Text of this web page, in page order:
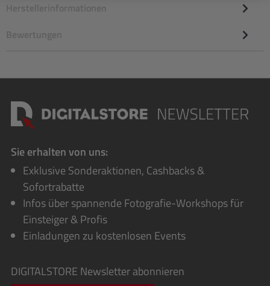
Herstellerinformationen
Bewertungen
Sie erhalten von uns:
Exklusive Sonderaktionen, Cashbacks &
Sofortrabatte
Infos über spannende Fotografie-Workshops für
Einsteiger & Profis
Einladungen zu kostenlosen Events
DIGITALSTORE Newsletter abonnieren